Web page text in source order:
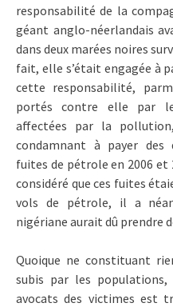
responsabilité de la
géant anglo-néerlandais
dans deux marées noires
fait, elle s’était engagée à
cette responsabilité,
portés contre elle par
affectées par la
condamnant à payer des
fuites de pétrole en 2006 et
considéré que ces fuites
vols de pétrole, il a
nigériane aurait dû prendre
Quoique ne constituant
subis par les
avocats des victimes est